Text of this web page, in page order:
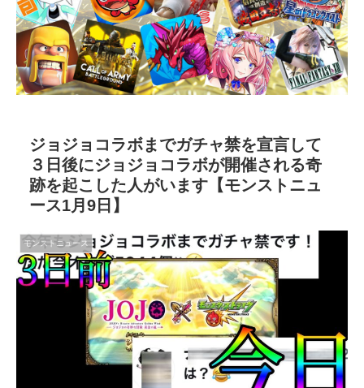
ジョジョコラボまでガチャ禁を宣言して
３日後にジョジョコラボが開催される奇
跡を起こした人がいます【モンストニュ
ース1月9日】
モンストニュース